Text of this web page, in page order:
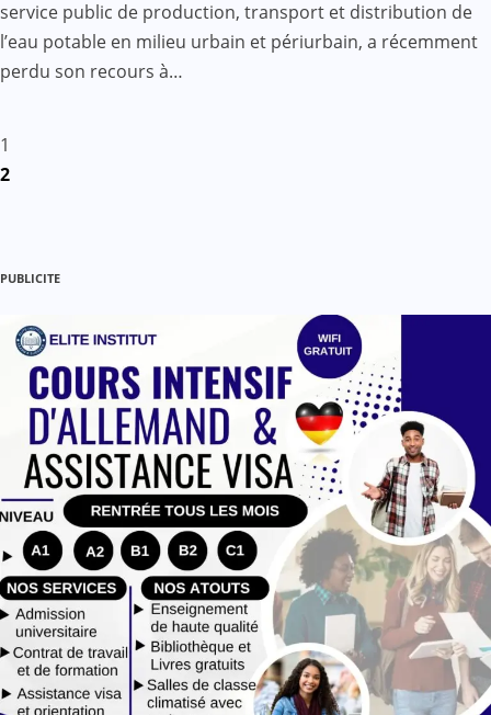
service public de production, transport et distribution de
l’eau potable en milieu urbain et périurbain, a récemment
perdu son recours à…
Pagination
1
2
PUBLICITE